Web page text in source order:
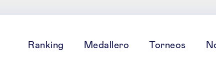
Ranking Medallero Torneos